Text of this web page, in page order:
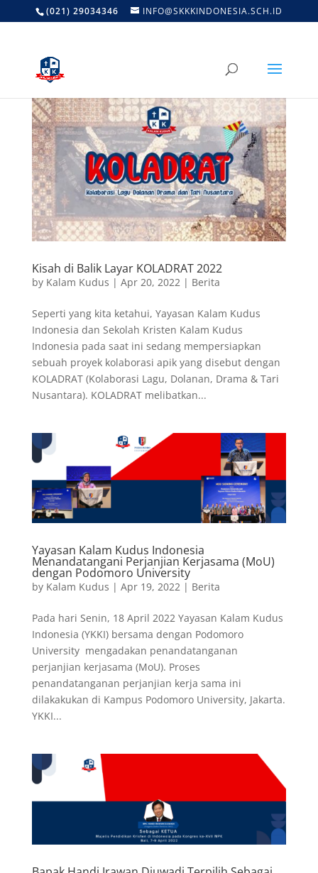
(021) 29034346 INFO@SKKKINDONESIA.SCH.ID
Kisah di Balik Layar KOLADRAT 2022
by Kalam Kudus | Apr 20, 2022 | Berita
Seperti yang kita ketahui, Yayasan Kalam Kudus
Indonesia dan Sekolah Kristen Kalam Kudus
Indonesia pada saat ini sedang mempersiapkan
sebuah proyek kolaborasi apik yang disebut dengan
KOLADRAT (Kolaborasi Lagu, Dolanan, Drama & Tari
Nusantara). KOLADRAT melibatkan...
Yayasan Kalam Kudus Indonesia
Menandatangani Perjanjian Kerjasama (MoU)
dengan Podomoro University
by Kalam Kudus | Apr 19, 2022| Berita
Pada hari Senin, 18 April 2022 Yayasan Kalam Kudus
Indonesia (YKKI) bersama dengan Podomoro
University mengadakan penandatanganan
perjanjian kerjasama (MoU). Proses
penandatanganan perjanjian kerja sama ini
dilakakukan di Kampus Podomoro University, Jakarta.
YKKI...